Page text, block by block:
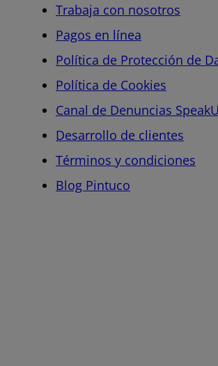
Trabaja con nosotros
Pagos en línea
Política de Protección de
Política de Cookies
Canal de Denuncias
Desarrollo de clientes
Términos y condiciones
Blog Pintuco